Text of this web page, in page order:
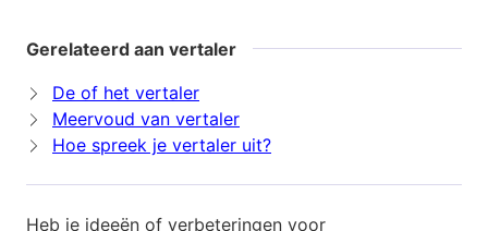
Gerelateerd aan vertaler
De of het vertaler
Meervoud van vertaler
Hoe spreek je vertaler uit?
Heb je ideeën of verbeteringen voor